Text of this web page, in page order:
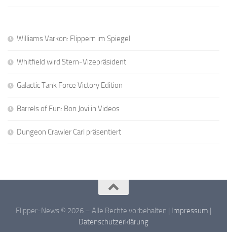
Williams Varkon: Flippern im Spiegel
Whitfield wird Stern-Vizepräsident
Galactic Tank Force Victory Edition
Barrels of Fun: Bon Jovi in Videos
Dungeon Crawler Carl präsentiert
Flipper-News © 2026 – Alle Rechte vorbehalten | Impressum |
Datenschutzerklärung